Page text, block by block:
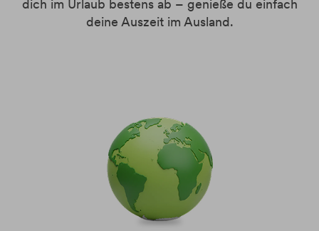
dich im Urlaub bestens ab – genieße du einfach
deine Auszeit im Ausland.